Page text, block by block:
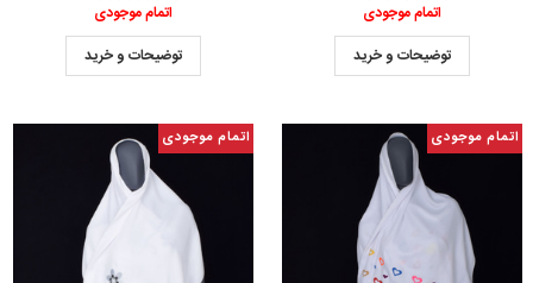
اتمام موجودی
توضیحات و خرید
اتمام موجودی
توضیحات و خرید
اتمام موجودی اتمام موجودی